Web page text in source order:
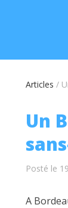
Articles /
Un
Posté le
A